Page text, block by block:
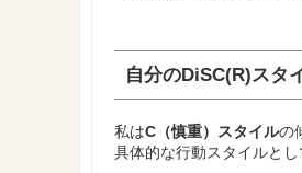
自分のDiSC(R)スタ
私はC（慎重）スタイルの
具体的な行動スタイルと